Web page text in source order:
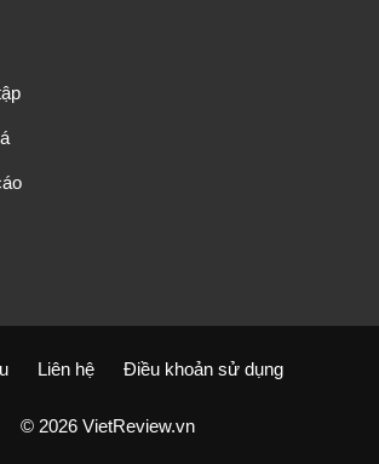
Liên hệ Điều khoản sử dụng
© 2026 VietReview.vn